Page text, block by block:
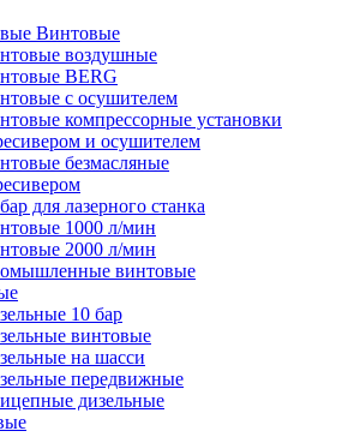
Винтовые
воздушные
BERG
с осушителем
компрессорные установки
и осушителем
безмасляные
для лазерного станка
1000 л/мин
2000 л/мин
винтовые
10 бар
винтовые
на шасси
передвижные
дизельные